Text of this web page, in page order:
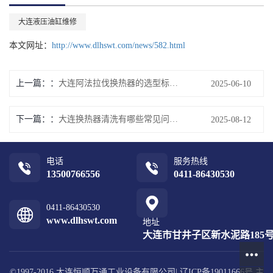
大连液压油缸维修
本文网址： http://www.dlhswt.com/news/582.html
上一篇： 大连阿法拉伐换热器的选型标准是什么？ 2025-06-10
下一篇： 大连换热器清洗有哪些常见问题需要避免？ 2025-08-12
电话
13500766556
服务热线
0411-86430530
0411-86430530
www.dlhswt.com 地址
大连市甘井子区新水泥路185